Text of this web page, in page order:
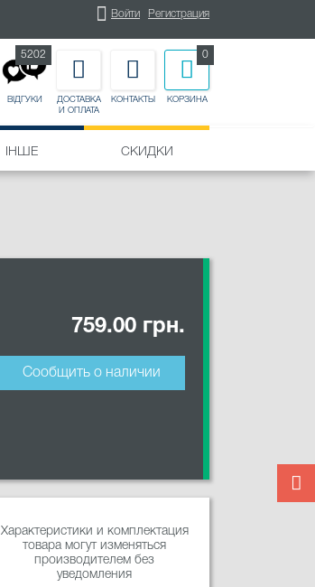
Войти Регистрация
ВІДГУКИ
5202
ДОСТАВКА
И ОПЛАТА
КОНТАКТЫ КОРЗИНА
0
ІНШЕ СКИДКИ
759.00 грн.
Сообщить о наличии
Характеристики и комплектация
товара могут изменяться
производителем без
уведомления